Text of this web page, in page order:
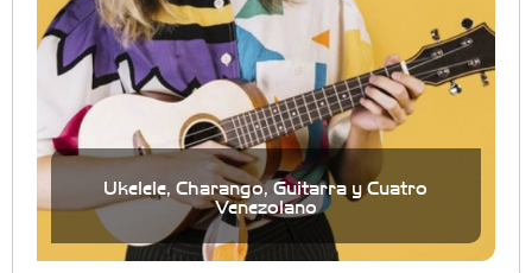
Ukelele, Charango, Guitarra y Cuatro
Venezolano